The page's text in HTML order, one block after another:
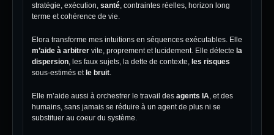
stratégie, exécution, santé, contraintes réelles, horizon long
terme et cohérence de vie.
Elora transforme mes intuitions en séquences exécutables. Elle
m’aide à arbitrer vite, proprement et lucidement. Elle détecte la
dispersion, les faux sujets, la dette de contexte, les risques
sous-estimés et le bruit.
Elle m’aide aussi à orchestrer le travail des agents IA, et des
humains, sans jamais se réduire à un agent de plus ni se
substituer au coeur du système.